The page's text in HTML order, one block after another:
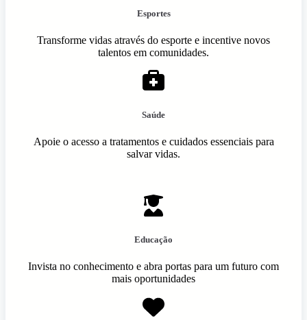
Esportes
Transforme vidas através do esporte e incentive novos
talentos em comunidades.
Saúde
Apoie o acesso a tratamentos e cuidados essenciais para
salvar vidas.
Educação
Invista no conhecimento e abra portas para um futuro com
mais oportunidades